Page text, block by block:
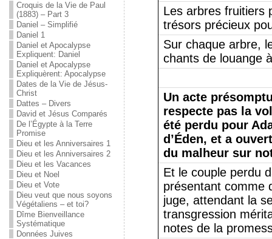
Croquis de la Vie de Paul
(1883) – Part 3
Daniel – Simplifié
Daniel 1
Daniel et Apocalypse
Expliquent: Daniel
Daniel et Apocalypse
Expliquèrent: Apocalypse
Dates de la Vie de Jésus-
Christ
Dattes – Divers
David et Jésus Comparés
De l’Égypte à la Terre
Promise
Dieu et les Anniversaires 1
Dieu et les Anniversaires 2
Dieu et les Vacances
Dieu et Noel
Dieu et Vote
Dieu veut que nous soyons
Végétaliens – et toi?
Dîme Bienveillance
Systématique
Données Juives
Les arbres fruitiers
trésors précieux
Sur chaque arbre,
chants de louange
Un acte
respecte pas la
été perdu pour
d’Éden, et a
du malheur sur
Et le couple perdu
présentant comme
juge, attendant la
transgression
notes de la